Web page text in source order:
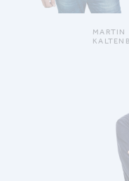
MARTIN